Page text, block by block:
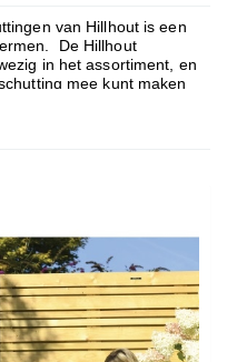
van Hillhout is een
De Hillhout
in het assortiment, en
mee kunt maken